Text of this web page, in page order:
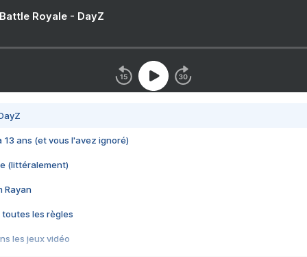
Royale - DayZ
13 ans (et vous l'avez ignoré)
(littéralement)
Rayan
toutes les règles
les jeux vidéo